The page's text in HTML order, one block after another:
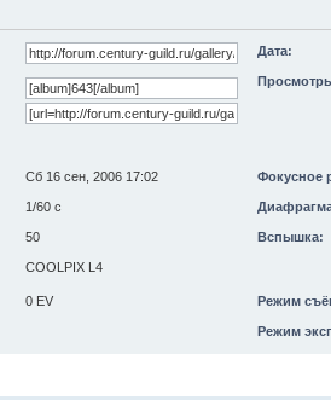
Дата:
Сб 16 сен, 2006 17:02 Фокусное
1/60 с
50 Вспышка:
COOLPIX L4
Режим
0 EV
Режим